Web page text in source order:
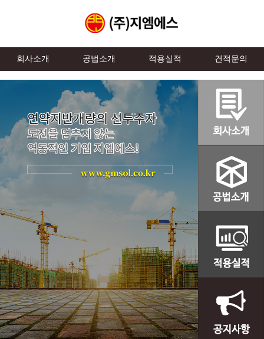
회사소개 공법소개 적용실적 견적문의